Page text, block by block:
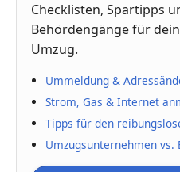
Checklisten, Spartipps
Behördengänge für
Umzug.
Ummeldung &
Strom, Gas & Internet
Tipps für den
Umzugsunternehmen vs.